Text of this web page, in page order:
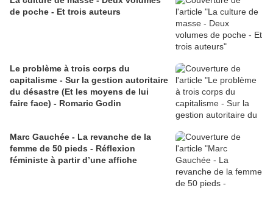
de poche - Et trois auteurs
Le problème à trois corps du
capitalisme - Sur la gestion autoritaire
du désastre (Et les moyens de lui
faire face) - Romaric Godin
Marc Gauchée - La revanche de la
femme de 50 pieds - Réflexion
féministe à partir d’une affiche